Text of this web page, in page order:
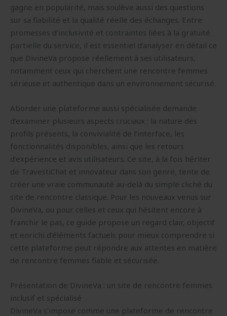
gagne en popularité, mais soulève aussi des questions
sur sa fiabilité et la qualité réelle des échanges. Entre
promesses d’inclusivité et contraintes liées à la gratuité
partielle du service, il est essentiel d’analyser en détail ce
que DivineVa propose réellement à ses utilisateurs,
notamment ceux qui cherchent une rencontre femmes
sérieuse et authentique dans un environnement sécurisé.
Aborder une plateforme aussi spécialisée demande
d’examiner plusieurs aspects cruciaux : la nature des
profils présents, la convivialité de l’interface, les
fonctionnalités disponibles, ainsi que les retours
d’expérience et avis utilisateurs. Ce site, à la fois hériter
de TravestiChat et innovateur dans son genre, tente de
créer une vraie communauté au-delà du simple cliché du
site de rencontre classique. Pour les nouveaux venus sur
DivineVa, ou pour celles et ceux qui hésitent encore à
franchir le pas, ce guide propose un regard clair, objectif
et enrichi d’éléments factuels pour mieux comprendre si
cette plateforme peut répondre aux attentes en matière
de rencontre femmes fiable et sécurisée.
Présentation de DivineVa : un site de rencontre femmes
inclusif et spécialisé
DivineVa s’impose comme une plateforme de rencontre